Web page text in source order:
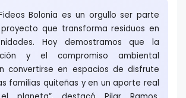
Bolonia es un orgullo ser parte
que transforma residuos en
Hoy demostramos que la
y el compromiso ambiental
convertirse en espacios de disfrute
familias quiteñas y en un aporte real